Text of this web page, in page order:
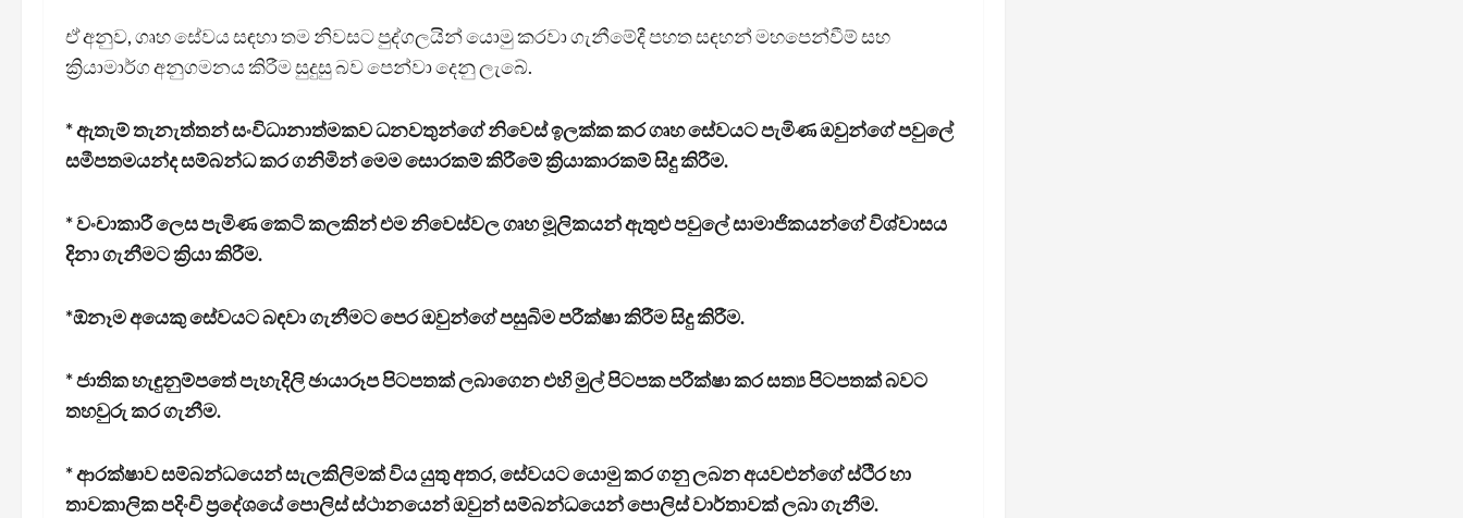
ඒ අනුව, ගෘහ සේවය සඳහා තම නිවසට පුද්ගලයින් යොමු කරවා ගැනීමේදී පහත සඳහන් මහපෙන්වීම් සහ
ක්‍රියාමාර්ග අනුගමනය කිරීම සුදුසු බව පෙන්වා දෙනු ලැබේ.
* ඇතැම් තැනැත්තන් සංවිධානාත්මකව ධනවතුන්ගේ නිවෙස් ඉලක්ක කර ගෘහ සේවයට පැමිණ ඔවුන්ගේ පවුලේ
සමීපතමයන්ද සම්බන්ධ කර ගනිමින් මෙම සොරකම් කිරීමේ ක්‍රියාකාරකම් සිදු කිරීම.
* වංචාකාරී ලෙස පැමිණ කෙටි කලකින් එම නිවෙස්වල ගෘහ මූලිකයන් ඇතුළු පවුලේ සාමාජිකයන්ගේ විශ්වාසය
දිනා ගැනීමට ක්‍රියා කිරීම.
*ඕනෑම අයෙකු සේවයට බඳවා ගැනීමට පෙර ඔවුන්ගේ පසුබිම පරීක්ෂා කිරීම සිදු කිරීම.
* ජාතික හැඳුනුම්පතේ පැහැදිලි ඡායාරූප පිටපතක් ලබාගෙන එහි මුල් පිටපක පරීක්ෂා කර සත්‍ය පිටපතක් බවට
තහවුරු කර ගැනීම.
* ආරක්ෂාව සම්බන්ධයෙන් සැලකිලිමක් විය යුතු අතර, සේවයට යොමු කර ගනු ලබන අයවළුන්ගේ ස්ථිර හා
තාවකාලික පදිංචි ප්‍රදේශයේ පොලිස් ස්ථානයෙන් ඔවුන් සම්බන්ධයෙන් පොලිස් වාර්තාවක් ලබා ගැනීම.